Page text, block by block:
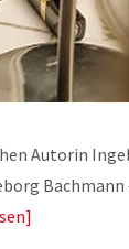
Autorin
Bachmann